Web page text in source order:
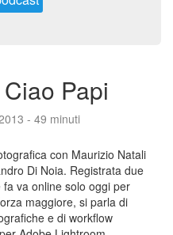
Papi
- 49 minuti
con Maurizio Natali
Di Noia. Registrata due
fa va online solo oggi per
maggiore, si parla di
e di workflow